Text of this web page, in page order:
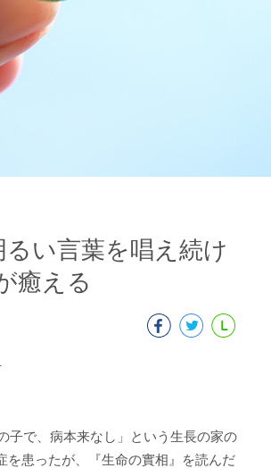
い言葉を唱え続け
癒える
子で、病本来なし」という生長の家の
を患ったが、『生命の實相』を読んだ